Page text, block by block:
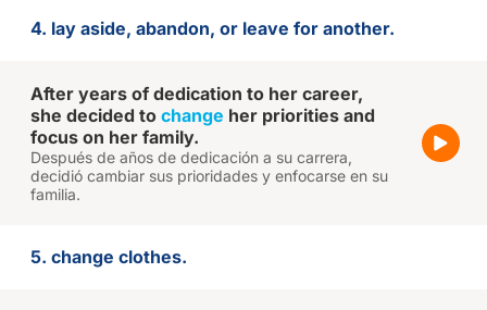
4. lay aside, abandon, or leave for another.
After years of dedication to her career,
she decided to change her priorities and
focus on her family.
Después de años de dedicación a su carrera,
decidió cambiar sus prioridades y enfocarse en su
familia.
5. change clothes.